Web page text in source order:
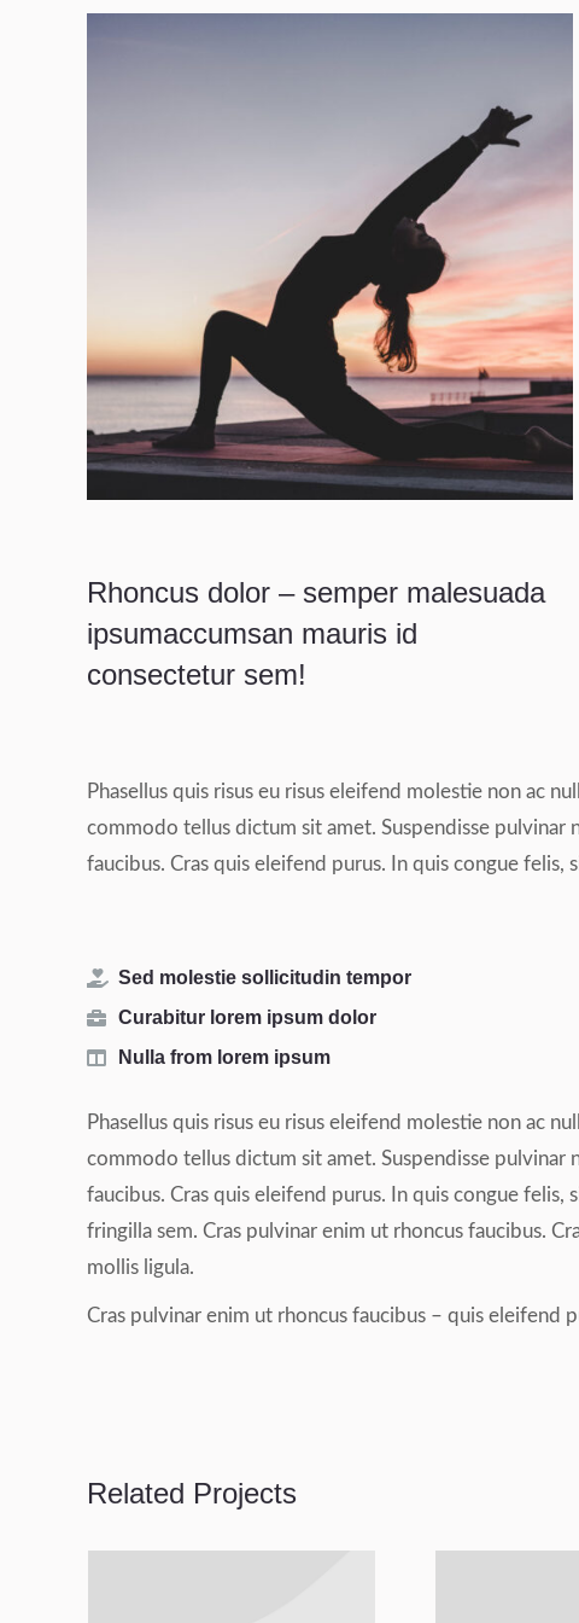
Rhoncus dolor – semper malesuada
ipsumaccumsan mauris id
consectetur sem!
Phasellus quis risus eu risus eleifend molestie non ac
commodo tellus dictum sit amet. Suspendisse pulvinar
faucibus. Cras quis eleifend purus. In quis congue felis,
Sed molestie sollicitudin tempor
Curabitur lorem ipsum dolor
Nulla from lorem ipsum
Phasellus quis risus eu risus eleifend molestie non ac
commodo tellus dictum sit amet. Suspendisse pulvinar
faucibus. Cras quis eleifend purus. In quis congue felis,
fringilla sem. Cras pulvinar enim ut rhoncus faucibus.
mollis ligula.
Cras pulvinar enim ut rhoncus faucibus – quis eleifend
Related Projects